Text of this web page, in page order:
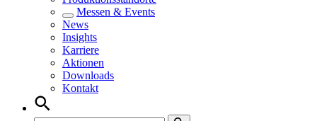
Messen & Events
News
Insights
Karriere
Aktionen
Downloads
Kontakt